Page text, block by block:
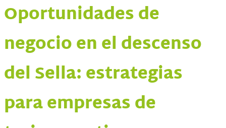
Oportunidades de
negocio en el descenso
del Sella: estrategias
para empresas de